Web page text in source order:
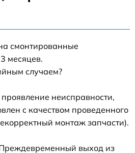
смонтированные
месяцев.
случаем?
неисправности,
с качеством проведенного
монтаж запчасти).
выход из